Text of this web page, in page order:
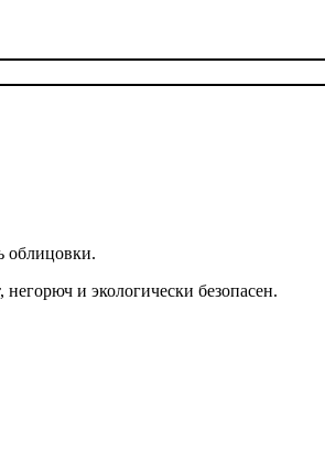
облицовки.
и экологически безопасен.